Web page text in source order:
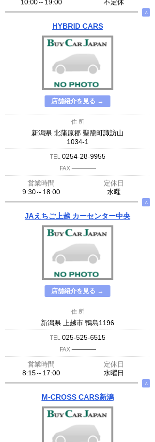
10:00～19:00
不定休
∧
HYBRID CARS
店舗紹介を見る →
住 所
新潟県 北蒲原郡 聖籠町諏訪山
1034-1
TEL 0254-28-9955
FAX ─────
営業時間
定休日
9:30～18:00
水曜
∧
JAえちご上越 カーセンター中央
店舗紹介を見る →
住 所
新潟県 上越市 鴨島1196
TEL 025-525-6515
FAX ─────
営業時間
定休日
8:15～17:00
水曜日
∧
M-CROSS CARS新潟